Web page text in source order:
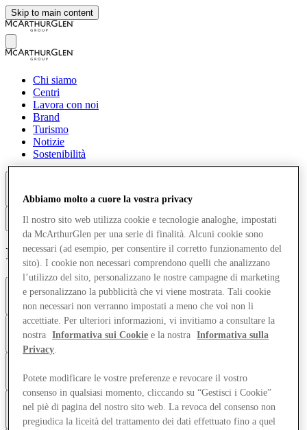
Skip to main content
Chi siamo
Centri
Lavora con noi
Brand
Turismo
Notizie
Sostenibilità
Altro
Informativa sui Cookie
Introduzione Perché utilizziamo i Cookie?
Come acconsentire al nostro utilizzo dei Cookie?
Pixel di tracciamento delle e-mail
Abbiamo molto a cuore la vostra privacy
Il nostro sito web utilizza cookie e tecnologie analoghe, impostati
da McArthurGlen per una serie di finalità. Alcuni cookie sono
necessari (ad esempio, per consentire il corretto funzionamento del
sito). I cookie non necessari comprendono quelli che analizzano
l’utilizzo del sito, personalizzano le nostre campagne di marketing
e personalizzano la pubblicità che vi viene mostrata. Tali cookie
non necessari non verranno impostati a meno che voi non li
accettiate. Per ulteriori informazioni, vi invitiamo a consultare la
nostra
Informativa sui Cookie e la nostra
Informativa sulla
Privacy.
Potete modificare le vostre preferenze e revocare il vostro
consenso in qualsiasi momento, cliccando su “Gestisci i Cookie”
nel piè di pagina del nostro sito web. La revoca del consenso non
pregiudica la liceità del trattamento dei dati effettuato fino a quel